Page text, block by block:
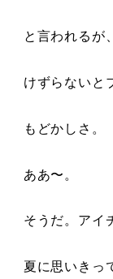
と言われるが、
けずらないと
もどかしさ。
ああ〜。
そうだ。アイ
夏に思いきっ